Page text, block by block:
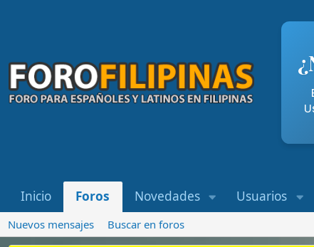
Usando
Nuevos mensajes Buscar en foros
Tenemos un grupo de calidad en Whatsapp, de personas
estrés, etc) .